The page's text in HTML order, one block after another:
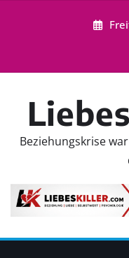
Beziehungskrise